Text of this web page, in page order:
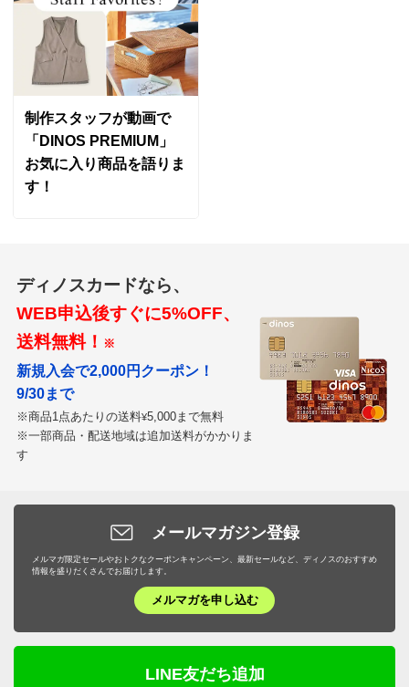
制作スタッフが動画で
「DINOS PREMIUM」
お気に入り商品を語りま
す！
ディノスカードなら、
WEB申込後すぐに5%OFF、
送料無料！ ※
新規入会で2,000円クーポン！
9/30まで
※商品1点あたりの送料¥5,000まで無料
※一部商品・配送地域は追加送料がかかりま
す
メールマガジン登録
メルマガ限定セールやおトクなクーポンキャンペーン、最新セールなど、ディノスのおすすめ
情報を盛りだくさんでお届けします。
メルマガを申し込む
LINE友だち追加